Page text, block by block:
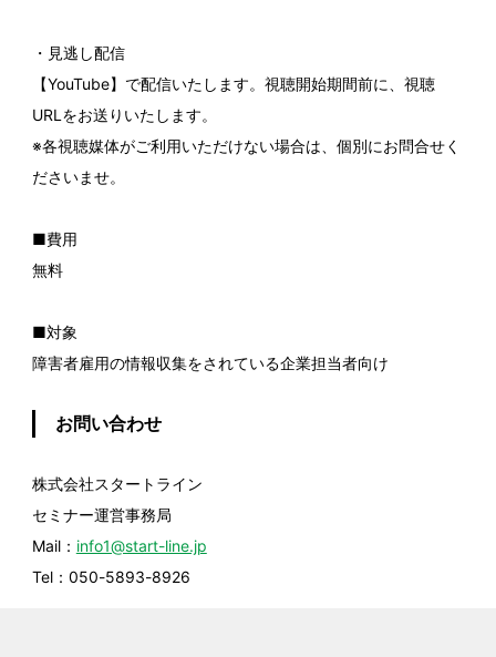
・見逃し配信
【YouTube】で配信いたします。視聴開始期間前に、視聴
URLをお送りいたします。
※各視聴媒体がご利用いただけない場合は、個別にお問合せく
ださいませ。
■費用
無料
■対象
障害者雇用の情報収集をされている企業担当者向け
お問い合わせ
株式会社スタートライン
セミナー運営事務局
Mail： info1@start-line.jp
Tel：050-5893-8926